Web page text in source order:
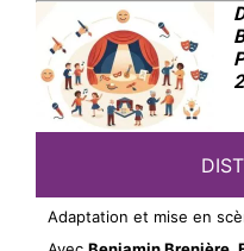
Adaptation et mise en